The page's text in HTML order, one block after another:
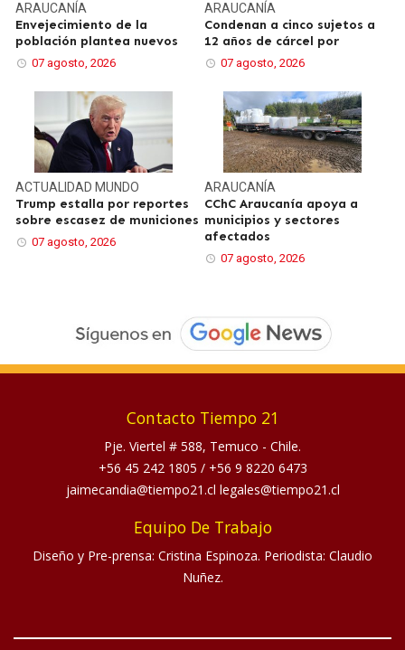
ARAUCANÍA
Envejecimiento de la
población plantea nuevos
07 agosto, 2026
ARAUCANÍA
Condenan a cinco sujetos a
12 años de cárcel por
07 agosto, 2026
ACTUALIDAD MUNDO
Trump estalla por reportes
sobre escasez de municiones
07 agosto, 2026
ARAUCANÍA
CChC Araucanía apoya a
municipios y sectores
afectados
07 agosto, 2026
Contacto Tiempo 21
Pje. Viertel # 588, Temuco - Chile.
+56 45 242 1805 / +56 9 8220 6473
jaimecandia@tiempo21.cl legales@tiempo21.cl
Equipo De Trabajo
Diseño y Pre-prensa: Cristina Espinoza. Periodista: Claudio
Nuñez.